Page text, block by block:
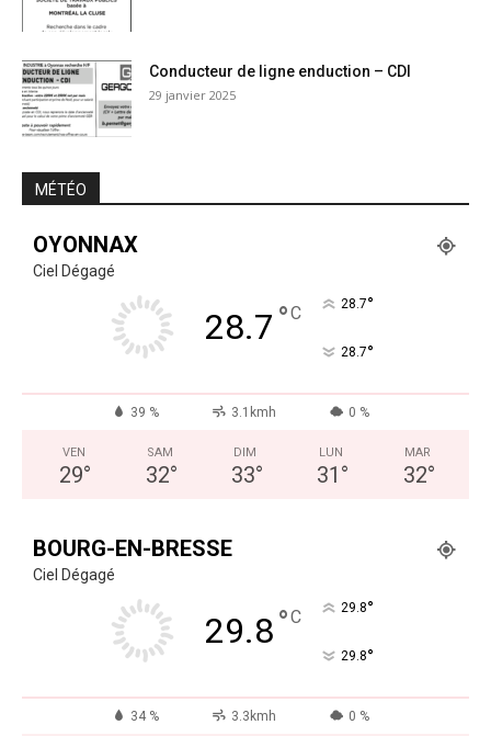
Conducteur de ligne enduction – CDI
29 janvier 2025
MÉTÉO
OYONNAX
Ciel Dégagé
28.7 °C 28.7°
28.7°
39 % 3.1kmh 0 %
VEN
29°
SAM
32°
DIM
33°
LUN
31 °
MAR
32°
BOURG-EN-BRESSE
Ciel Dégagé
29.8°C 29.8°
29.8°
34 % 3.3kmh 0 %